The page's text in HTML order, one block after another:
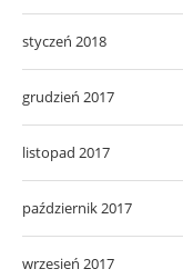
styczeń 2018
grudzień 2017
listopad 2017
październik 2017
wrzesień 2017